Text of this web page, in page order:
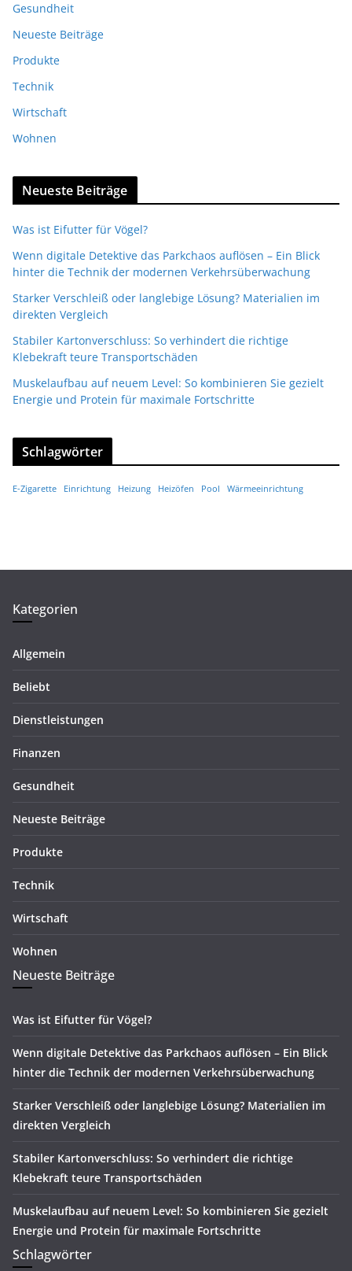
Gesundheit
Neueste Beiträge
Produkte
Technik
Wirtschaft
Wohnen
Neueste Beiträge
Was ist Eifutter für Vögel?
Wenn digitale Detektive das Parkchaos auflösen – Ein Blick
hinter die Technik der modernen Verkehrsüberwachung
Starker Verschleiß oder langlebige Lösung? Materialien im
direkten Vergleich
Stabiler Kartonverschluss: So verhindert die richtige
Klebekraft teure Transportschäden
Muskelaufbau auf neuem Level: So kombinieren Sie gezielt
Energie und Protein für maximale Fortschritte
Schlagwörter
E-Zigarette Einrichtung Heizung Heizöfen Pool Wärmeeinrichtung
Kategorien
Allgemein
Beliebt
Dienstleistungen
Finanzen
Gesundheit
Neueste Beiträge
Produkte
Technik
Wirtschaft
Wohnen
Neueste Beiträge
Was ist Eifutter für Vögel?
Wenn digitale Detektive das Parkchaos auflösen – Ein Blick
hinter die Technik der modernen Verkehrsüberwachung
Starker Verschleiß oder langlebige Lösung? Materialien im
direkten Vergleich
Stabiler Kartonverschluss: So verhindert die richtige
Klebekraft teure Transportschäden
Muskelaufbau auf neuem Level: So kombinieren Sie gezielt
Energie und Protein für maximale Fortschritte
Schlagwörter